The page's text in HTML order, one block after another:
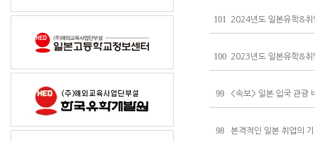
101 2024년도 일본유학&
100 2023년도 일본유학&취
99 <속보> 일본 입국 관광
98 본격적인 일본 취업의